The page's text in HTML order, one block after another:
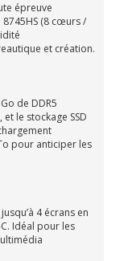
épreuve
8745HS (8 cœurs /
et création.
de DDR5
le stockage SSD
pour anticiper les
4 écrans en
Idéal pour les